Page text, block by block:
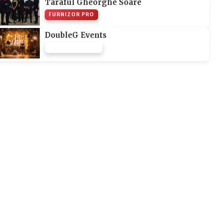
Taraful Gheorghe Soare
FURNIZOR PRO
DoubleG Events